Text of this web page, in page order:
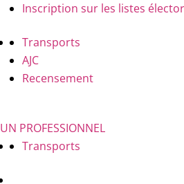
Inscription sur les listes
Transports
AJC
Recensement
UN PROFESSIONNEL
Transports